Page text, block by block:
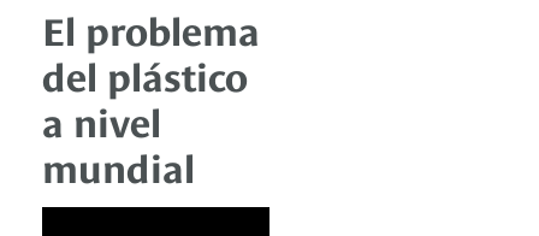
El problema
del plástico
a nivel
mundial